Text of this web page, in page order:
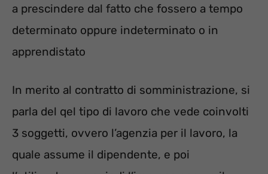
a prescindere dal fatto che fossero a tempo
determinato oppure indeterminato o in
apprendistato
In merito al contratto di somministrazione, si
parla del qel tipo di lavoro che vede coinvolti
3 soggetti, ovvero l’agenzia per il lavoro, la
quale assume il dipendente, e poi